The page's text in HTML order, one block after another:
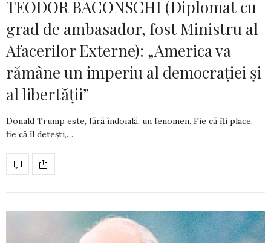
TEODOR BACONSCHI (Diplomat cu
grad de ambasador, fost Ministru al
Afacerilor Externe): „America va
rămâne un imperiu al democrației și
al libertății”
Donald Trump este, fără îndoială, un fe­nomen. Fie că îți place,
fie că îl detești,…